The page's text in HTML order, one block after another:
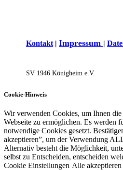
Kontakt | Impressum |
SV 1946 Königh​eim e.V.
Cookie-Hinweis
Wir verwenden Cookies, um Ihnen
Webseite zu ermöglichen. Es werden
notwendige Cookies gesetzt.
akzeptieren”, um der Verwendung
Alternativ besteht die Möglichkeit,
selbst zu Entscheiden, entscheiden
Cookie Einstellungen Alle akzeptieren